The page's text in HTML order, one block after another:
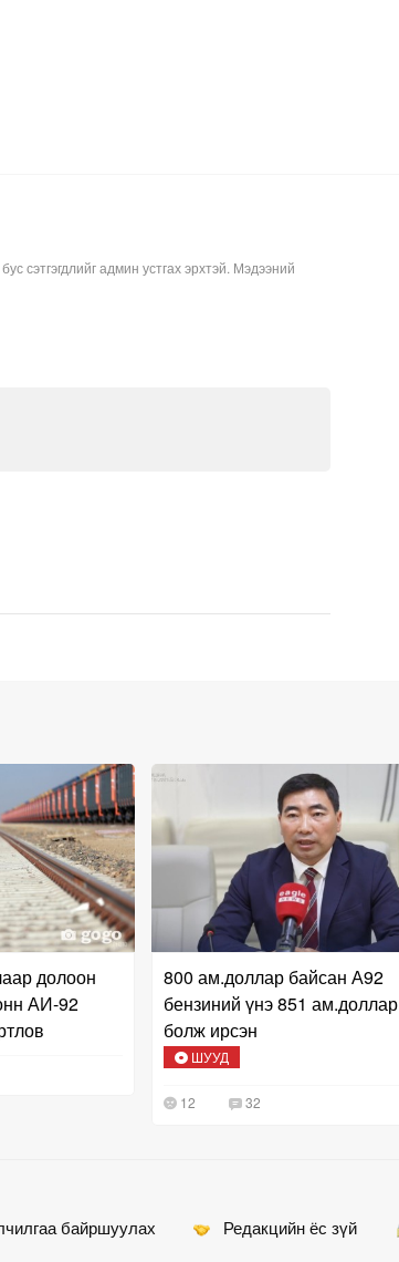
сэтгэгдлийг админ устгах эрхтэй. Мэдээний
долоон
АИ-92
800 ам.доллар байсан А92
бензиний үнэ 851 ам.доллар
болж ирсэн
ШУУД
12 32
байршуулах Редакцийн ёс зүй